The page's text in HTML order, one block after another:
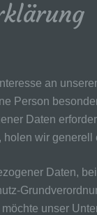
an
Person
Daten
holen wir
Daten,
unser